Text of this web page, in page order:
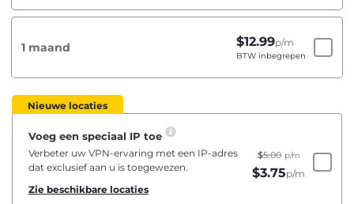
1 maand $12.99p/m
BTW inbegrepen
Nieuwe locaties
Voeg een speciaal IP toe
Verbeter uw VPN-ervaring met een IP-adres
dat exclusief aan u is toegewezen.
Zie beschikbare locaties
$5.00 p/m
$3.75p/m